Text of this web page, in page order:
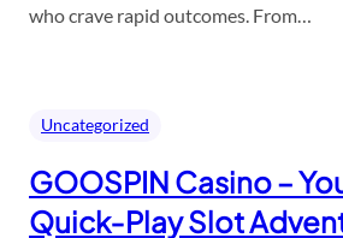
who crave rapid outcomes. From…
Uncategorized
GOOSPIN Casino –
Quick‑Play Slot